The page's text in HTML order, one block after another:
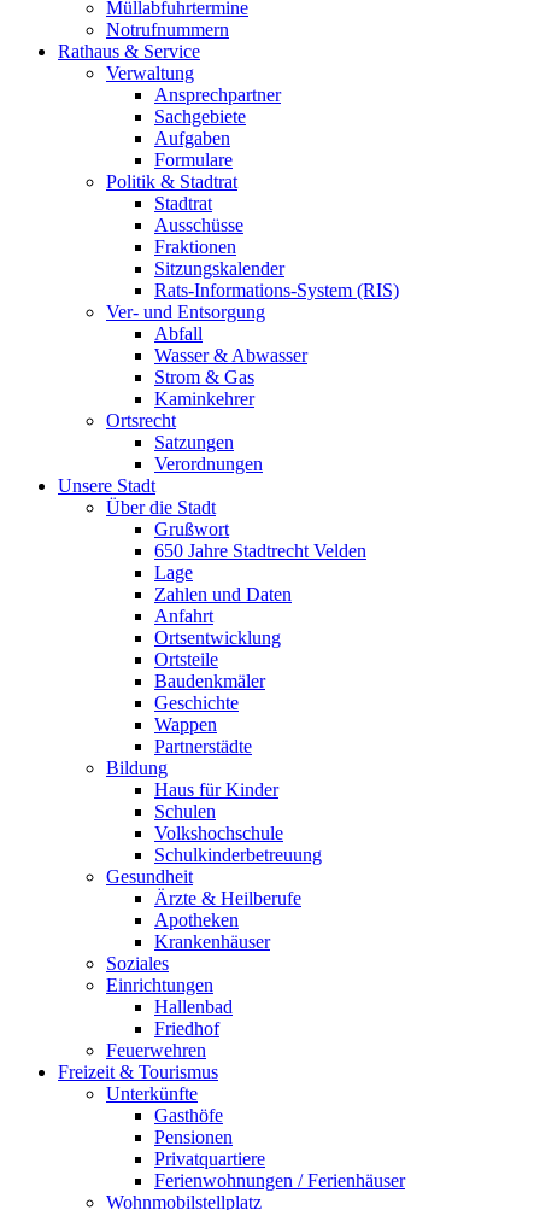
Müllabfuhrtermine
Notrufnummern
Rathaus & Service
Verwaltung
Ansprechpartner
Sachgebiete
Aufgaben
Formulare
Politik & Stadtrat
Stadtrat
Ausschüsse
Fraktionen
Sitzungskalender
Rats-Informations-System (RIS)
Ver- und Entsorgung
Abfall
Wasser & Abwasser
Strom & Gas
Kaminkehrer
Ortsrecht
Satzungen
Verordnungen
Unsere Stadt
Über die Stadt
Grußwort
650 Jahre Stadtrecht Velden
Lage
Zahlen und Daten
Anfahrt
Ortsentwicklung
Ortsteile
Baudenkmäler
Geschichte
Wappen
Partnerstädte
Bildung
Haus für Kinder
Schulen
Volkshochschule
Schulkinderbetreuung
Gesundheit
Ärzte & Heilberufe
Apotheken
Krankenhäuser
Soziales
Einrichtungen
Hallenbad
Friedhof
Feuerwehren
Freizeit & Tourismus
Unterkünfte
Gasthöfe
Pensionen
Privatquartiere
Ferienwohnungen / Ferienhäuser
Wohnmobilstellplatz